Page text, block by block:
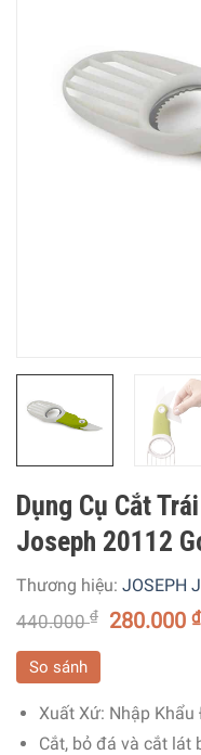
Dụng Cụ Cắt
Joseph 20112
Thương hiệu: JOSEPH
440.000₫ 280.000₫
So sánh
Xuất Xứ: Nhập Khẩu
Cắt, bỏ đá và cắt lát